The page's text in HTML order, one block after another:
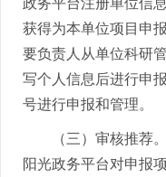
获得为本单位项目申
要负责人从单位科研
写个人信息后进行申
号进行申报和管理。
（三）审核推荐。
阳光政务平台对申报